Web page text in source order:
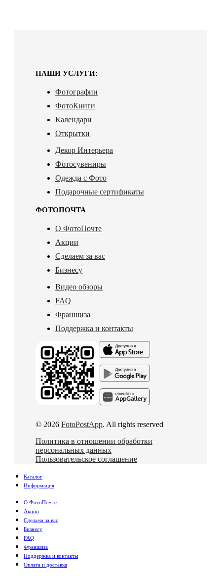
НАШИ УСЛУГИ:
Фотографии
ФотоКниги
Календари
Открытки
Декор Интерьера
Фотосувениры
Одежда с Фото
Подарочные сертификаты
ФОТОПОЧТА
О ФотоПочте
Акции
Сделаем за вас
Бизнесу
Видео обзоры
FAQ
Франшиза
Поддержка и контакты
© 2026 FotoPostApp. All rights reserved
Политика в отношении обработки
персональных данных
Пользовательское соглашение
Каталог
Информация
О ФотоПочте
Акции
Сделаем за вас
Бизнесу
FAQ
Франшиза
Поддержка и контакты
Оплата и доставка